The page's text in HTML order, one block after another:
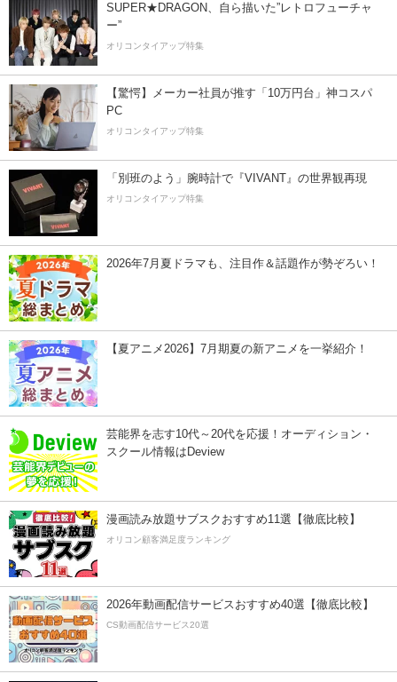
SUPER★DRAGON、自ら描いた”レトロフューチャ
ー”
オリコンタイアップ特集
【驚愕】メーカー社員が推す「10万円台」神コスパ
PC
オリコンタイアップ特集
「別班のよう」腕時計で『VIVANT』の世界観再現
オリコンタイアップ特集
2026年7月夏ドラマも、注目作＆話題作が勢ぞろい！
【夏アニメ2026】7月期夏の新アニメを一挙紹介！
芸能界を志す10代～20代を応援！オーディション・
スクール情報はDeview
漫画読み放題サブスクおすすめ11選【徹底比較】
オリコン顧客満足度ランキング
2026年動画配信サービスおすすめ40選【徹底比較】
CS動画配信サービス20選